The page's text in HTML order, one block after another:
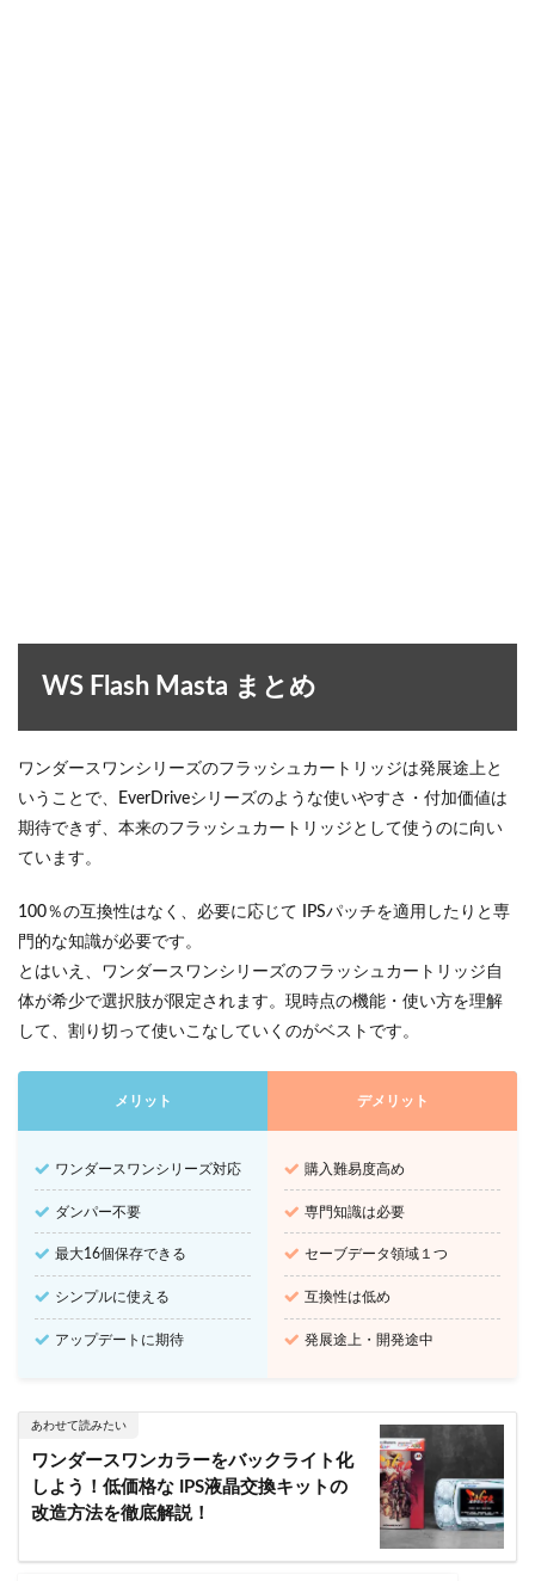
WS Flash Masta まとめ
ワンダースワンシリーズのフラッシュカートリッジは発展途上と
いうことで、EverDriveシリーズのような使いやすさ・付加価値は
期待できず、本来のフラッシュカートリッジとして使うのに向い
ています。
100％の互換性はなく、必要に応じて IPSパッチを適用したりと専
門的な知識が必要です。
とはいえ、ワンダースワンシリーズのフラッシュカートリッジ自
体が希少で選択肢が限定されます。現時点の機能・使い方を理解
して、割り切って使いこなしていくのがベストです。
メリット デメリット
ワンダースワンシリーズ対応
ダンパー不要
最大16個保存できる
シンプルに使える
アップデートに期待
購入難易度高め
専門知識は必要
セーブデータ領域１つ
互換性は低め
発展途上・開発途中
あわせて読みたい
ワンダースワンカラーをバックライト化
しよう！低価格な IPS液晶交換キットの
改造方法を徹底解説！